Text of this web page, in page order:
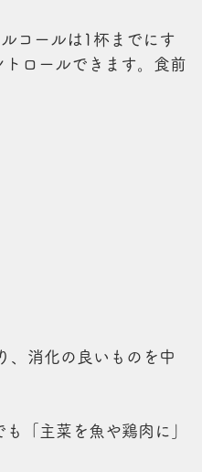
コールは1杯までにす
ロールできます。食前
、消化の良いものを中
「主菜を魚や鶏肉に」